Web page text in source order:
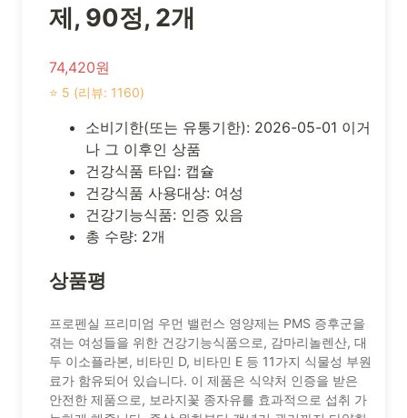
제, 90정, 2개
74,420원
⭐ 5 (리뷰: 1160)
소비기한(또는 유통기한): 2026-05-01 이거
나 그 이후인 상품
건강식품 타입: 캡슐
건강식품 사용대상: 여성
건강기능식품: 인증 있음
총 수량: 2개
상품평
프로펜실 프리미엄 우먼 밸런스 영양제는 PMS 증후군을
겪는 여성들을 위한 건강기능식품으로, 감마리놀렌산, 대
두 이소플라본, 비타민 D, 비타민 E 등 11가지 식물성 부원
료가 함유되어 있습니다. 이 제품은 식약처 인증을 받은
안전한 제품으로, 보라지꽃 종자유를 효과적으로 섭취 가